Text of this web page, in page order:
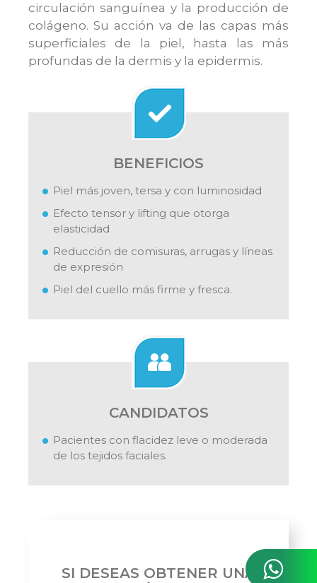
circulación sanguínea y la producción de
colágeno. Su acción va de las capas más
superficiales de la piel, hasta las más
profundas de la dermis y la epidermis.
BENEFICIOS
Piel más joven, tersa y con luminosidad
Efecto tensor y lifting que otorga
elasticidad
Reducción de comisuras, arrugas y líneas
de expresión
Piel del cuello más firme y fresca.
CANDIDATOS
Pacientes con flacidez leve o moderada
de los tejidos faciales.
SI DESEAS OBTENER UNA